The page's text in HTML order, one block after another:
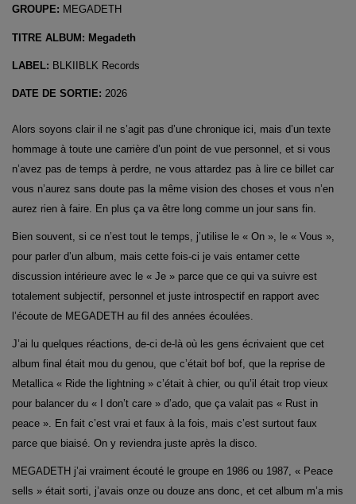
GROUPE: MEGADETH
TITRE ALBUM: Megadeth
LABEL: BLKIIBLK Records
DATE DE SORTIE: 2026
Alors soyons clair il ne s’agit pas d’une chronique ici, mais d’un texte
hommage à toute une carrière d’un point de vue personnel, et si vous
n’avez pas de temps à perdre, ne vous attardez pas à lire ce billet car
vous n’aurez sans doute pas la même vision des choses et vous n’en
aurez rien à faire. En plus ça va être long comme un jour sans fin.
Bien souvent, si ce n’est tout le temps, j’utilise le « On », le « Vous »,
pour parler d’un album, mais cette fois-ci je vais entamer cette
discussion intérieure avec le « Je » parce que ce qui va suivre est
totalement subjectif, personnel et juste introspectif en rapport avec
l’écoute de MEGADETH au fil des années écoulées.
J’ai lu quelques réactions, de-ci de-là où les gens écrivaient que cet
album final était mou du genou, que c’était bof bof, que la reprise de
Metallica « Ride the lightning » c’était à chier, ou qu’il était trop vieux
pour balancer du « I don’t care » d’ado, que ça valait pas « Rust in
peace ». En fait c’est vrai et faux à la fois, mais c’est surtout faux
parce que biaisé. On y reviendra juste après la disco.
MEGADETH j’ai vraiment écouté le groupe en 1986 ou 1987, « Peace
sells » était sorti, j’avais onze ou douze ans donc, et cet album m’a mis